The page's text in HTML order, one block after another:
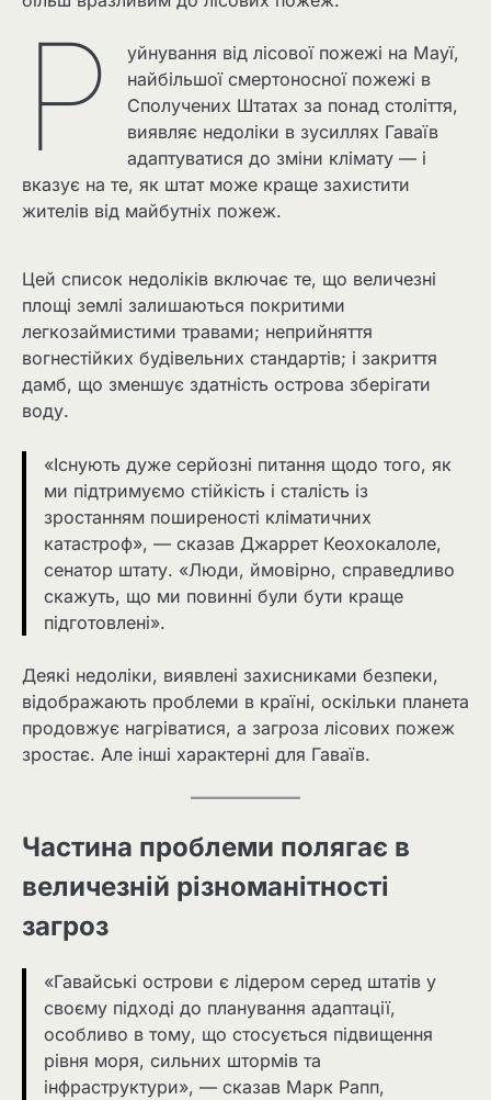
Р
уйнування від лісової пожежі на Мауї,
найбільшої смертоносної пожежі в
Сполучених Штатах за понад століття,
виявляє недоліки в зусиллях Гаваїв
адаптуватися до зміни клімату — і
вказує на те, як штат може краще захистити
жителів від майбутніх пожеж.
Цей список недоліків включає те, що величезні
площі землі залишаються покритими
легкозаймистими травами; неприйняття
вогнестійких будівельних стандартів; і закриття
дамб, що зменшує здатність острова зберігати
воду.
«Існують дуже серйозні питання щодо того, як
ми підтримуємо стійкість і сталість із
зростанням поширеності кліматичних
катастроф», — сказав Джаррет Кеохокалоле,
сенатор штату. «Люди, ймовірно, справедливо
скажуть, що ми повинні були бути краще
підготовлені».
Деякі недоліки, виявлені захисниками безпеки,
відображають проблеми в країні, оскільки планета
продовжує нагріватися, а загроза лісових пожеж
зростає. Але інші характерні для Гаваїв.
Частина проблеми полягає в
величезній різноманітності
загроз
«Гавайські острови є лідером серед штатів у
своєму підході до планування адаптації,
особливо в тому, що стосується підвищення
рівня моря, сильних штормів та
інфраструктури», — сказав Марк Рапп,